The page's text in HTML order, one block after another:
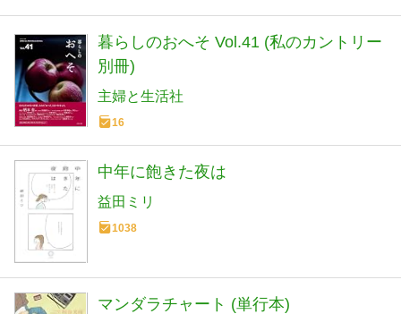
暮らしのおへそ Vol.41 (私のカントリー
別冊)
主婦と生活社
16
中年に飽きた夜は
益田ミリ
1038
マンダラチャート (単行本)